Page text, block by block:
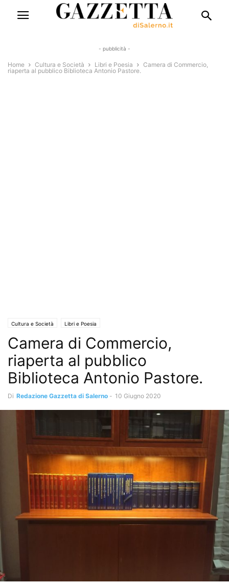
- pubblicità -
Home Cultura e Società Libri e Poesia
Camera di Commercio,
riaperta al pubblico Biblioteca Antonio Pastore.
Cultura e Società Libri e Poesia
Camera di Commercio,
riaperta al pubblico
Biblioteca Antonio Pastore.
Di Redazione Gazzetta di Salerno - 10 Giugno 2020